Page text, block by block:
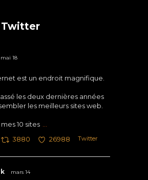
Twitter
mai 18
est un endroit magnifique.
les deux dernières années
les meilleurs sites web.
10 sites
3880 26988 Twitter
mars 14